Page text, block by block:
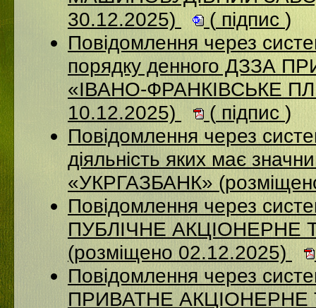
30.12.2025)
( підпис )
Повідомлення через
порядку денного ДЗЗА
«ІВАНО-ФРАНКІВСЬКЕ
10.12.2025)
( підпис )
Повідомлення через
діяльність яких має
«УКРГАЗБАНК»
Повідомлення через
ПУБЛІЧНЕ
(розміщено 02.12.2025)
Повідомлення через
ПРИВАТНЕ АКЦІОНЕРНЕ